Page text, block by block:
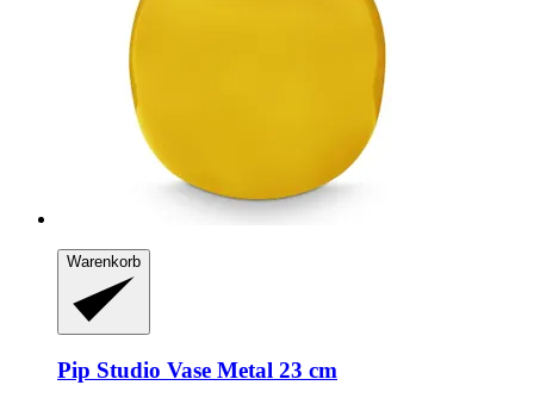
Warenkorb
Pip Studio Vase Metal 23 cm